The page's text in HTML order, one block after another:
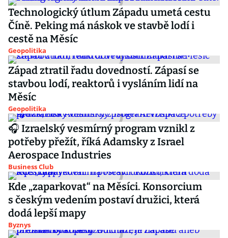
Technologický útlum Západu umetá cestu
Číně. Peking má náskok ve stavbě lodí i
cestě na Měsíc
Geopolitika
Západ ztratil řadu dovedností. Zápasí se
stavbou lodí, reaktorů i vysláním lidí na
Měsíc
Geopolitika
🎧 Izraelský vesmírný program vznikl z
potřeby přežít, říká Adamsky z Israel
Aerospace Industries
Business Club
Kde „zaparkovat“ na Měsíci. Konsorcium
s českým vedením postaví družici, která
dodá lepší mapy
Byznys